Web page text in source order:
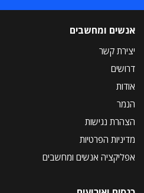
אנשים ומחשבים
יצירת קשר
דרושים
אודות
הנמר
הצהרת נגישות
מדיניות הפרטיות
אפליקציה אנשים ומחשבים